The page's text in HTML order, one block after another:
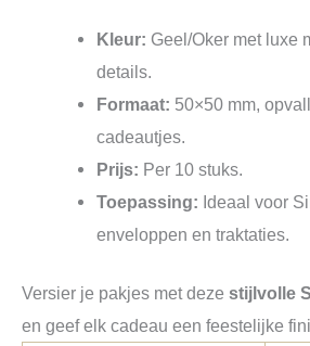
Kleur: Geel/Oker met luxe
details.
Formaat: 50×50 mm,
cadeautjes.
Prijs: Per 10 stuks.
Toepassing: Ideaal voor
enveloppen en traktaties.
Versier je pakjes met deze stijlvolle
en geef elk cadeau een feestelijke